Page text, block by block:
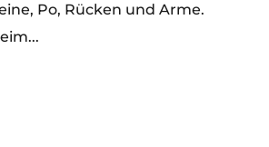
Po, Rücken und Arme.